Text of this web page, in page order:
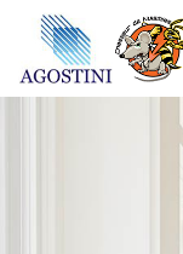
contenu